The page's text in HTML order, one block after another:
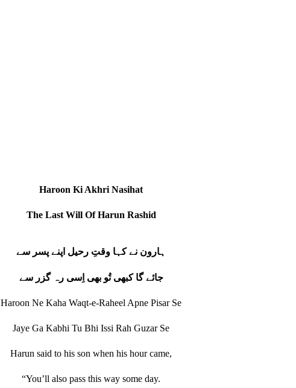
Haroon Ki Akhri Nasihat
The Last Will Of Harun Rashid
ہارون نے کہا وقتِ رحیل اپنے پسر سے
جائے گا کبھی تُو بھی اِسی رہ گزر سے
Haroon Ne Kaha Waqt-e-Raheel Apne Pisar Se
Jaye Ga Kabhi Tu Bhi Issi Rah Guzar Se
Harun said to his son when his hour came,
“You’ll also pass this way some day.